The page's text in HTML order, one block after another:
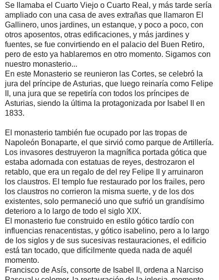
Se llamaba el Cuarto Viejo o Cuarto Real, y más tarde sería
ampliado con una casa de aves extrañas que llamaron El
Gallinero, unos jardines, un estanque, y poco a poco, con
otros aposentos, otras edificaciones, y más jardines y
fuentes, se fue convirtiendo en el palacio del Buen Retiro,
pero de esto ya hablaremos en otro momento. Sigamos con
nuestro monasterio...
En este Monasterio se reunieron las Cortes, se celebró la
jura del príncipe de Asturias, que luego reinaría como Felipe
II, una jura que se repetiría con todos los príncipes de
Asturias, siendo la última la protagonizada por Isabel II en
1833.
El monasterio también fue ocupado por las tropas de
Napoleón Bonaparte, el que sirvió como parque de Artillería.
Los invasores destruyeron la magnífica portada gótica que
estaba adornada con estatuas de reyes, destrozaron el
retablo, que era un regalo de del rey Felipe II y arruinaron
los claustros. El templo fue restaurado por los frailes, pero
los claustros no corrieron la misma suerte, y de los dos
existentes, solo permaneció uno que sufrió un grandísimo
deterioro a lo largo de todo el siglo XIX.
El monasterio fue construido en estilo gótico tardío con
influencias renacentistas, y gótico isabelino, pero a lo largo
de los siglos y de sus sucesivas restauraciones, el edificio
está tan tocado, que difícilmente queda nada de aquél
momento.
Francisco de Asís, consorte de Isabel II, ordena a Narciso